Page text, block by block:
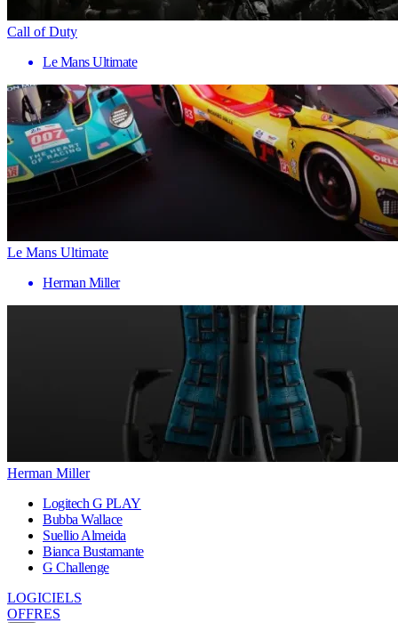
Call of Duty
Le Mans Ultimate
Le Mans Ultimate
Herman Miller
Herman Miller
Logitech G PLAY
Bubba Wallace
Suellio Almeida
Bianca Bustamante
G Challenge
LOGICIELS
OFFRES